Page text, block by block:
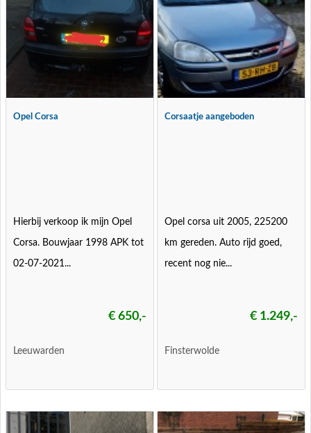
Opel Corsa
Hierbij verkoop ik mijn Opel
Corsa. Bouwjaar 1998 APK tot
02-07-2021...
€ 650,-
Leeuwarden
Corsaatje aangeboden
Opel corsa uit 2005, 225200
km gereden. Auto rijd goed,
recent nog nie...
€ 1.249,-
Finsterwolde